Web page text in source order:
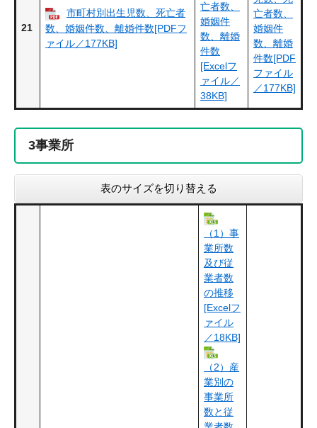
21
市町村別出生児数、死亡者
数、婚姻件数、離婚件数[PDFフ
ァイル／177KB]
亡者数、
婚姻件
数、離婚
件数
[Excelフ
ァイル／
38KB]
亡者数、
婚姻件
数、離婚
件数[PDF
ファイル
／177KB]
3事業所
表のサイズを切り替える
（1）事
業所数
及び従
業者数
の推移
[Excelフ
ァイル
／18KB]
（2）産
業別の
事業所
数と従